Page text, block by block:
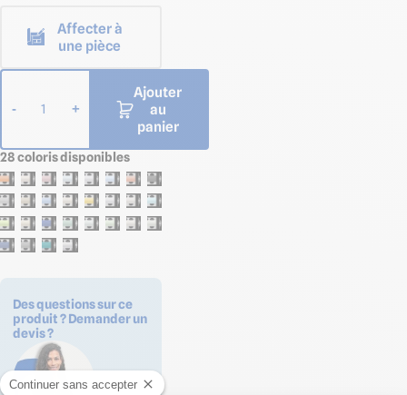
Affecter à
une pièce
- 1 +
Ajouter
au
panier
28 coloris disponibles
Des questions sur ce
produit ? Demander un
devis ?
Continuer sans accepter